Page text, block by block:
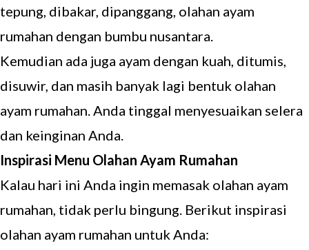
tepung, dibakar, dipanggang, olahan ayam
rumahan dengan bumbu nusantara.
Kemudian ada juga ayam dengan kuah, ditumis,
disuwir, dan masih banyak lagi bentuk olahan
ayam rumahan. Anda tinggal menyesuaikan selera
dan keinginan Anda.
Inspirasi Menu Olahan Ayam Rumahan
Kalau hari ini Anda ingin memasak olahan ayam
rumahan, tidak perlu bingung. Berikut inspirasi
olahan ayam rumahan untuk Anda: